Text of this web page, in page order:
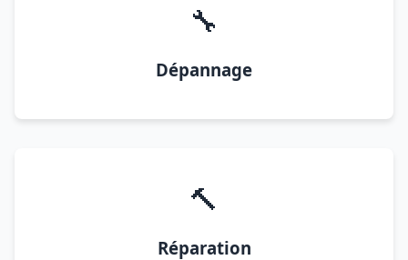
🔧
Dépannage
🔨
Réparation